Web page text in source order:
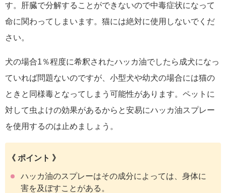
す。肝臓で分解することができないので中毒症状になって
命に関わってしまいます。猫には絶対に使用しないでくだ
さい。
犬の場合1％程度に希釈されたハッカ油でしたら成犬になっ
ていれば問題ないのですが、小型犬や幼犬の場合には猫の
ときと同様毒となってしまう可能性があります。ペットに
対して虫よけの効果があるからと安易にハッカ油スプレー
を使用するのは止めましょう。
《 ポイント 》
ハッカ油のスプレーはその成分によっては、身体に
害を及ぼすことがある。